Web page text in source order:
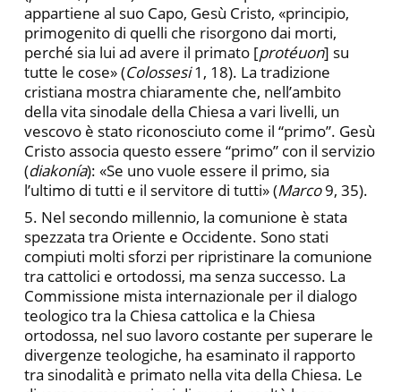
appartiene al suo Capo, Gesù Cristo, «principio,
primogenito di quelli che risorgono dai morti,
perché sia lui ad avere il primato [protéuon] su
tutte le cose» (Colossesi1, 18). La tradizione
cristiana mostra chiaramente che, nell’ambito
della vita sinodale della Chiesa a vari livelli, un
vescovo è stato riconosciuto come il “primo”. Gesù
Cristo associa questo essere “primo” con il servizio
(diakonía): «Se uno vuole essere il primo, sia
l’ultimo di tutti e il servitore di tutti» (Marco9, 35).
5. Nel secondo millennio, la comunione è stata
spezzata tra Oriente e Occidente. Sono stati
compiuti molti sforzi per ripristinare la comunione
tra cattolici e ortodossi, ma senza successo. La
Commissione mista internazionale per il dialogo
teologico tra la Chiesa cattolica e la Chiesa
ortodossa, nel suo lavoro costante per superare le
divergenze teologiche, ha esaminato il rapporto
tra sinodalità e primato nella vita della Chiesa. Le